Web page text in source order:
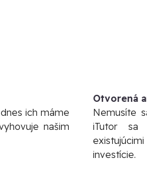
ich máme
našim
Otvorená
Nemusíte
iTutor sa
investície.